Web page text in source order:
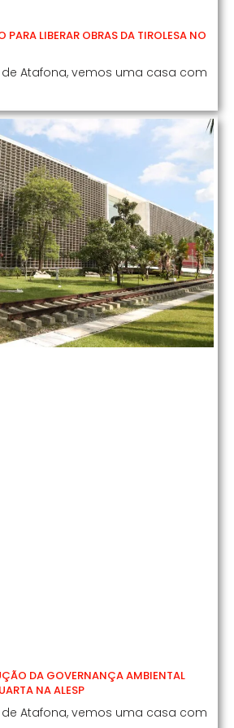
PARA LIBERAR OBRAS DA TIROLESA NO
Atafona, vemos uma casa com
DA GOVERNANÇA AMBIENTAL
NA ALESP
Atafona, vemos uma casa com